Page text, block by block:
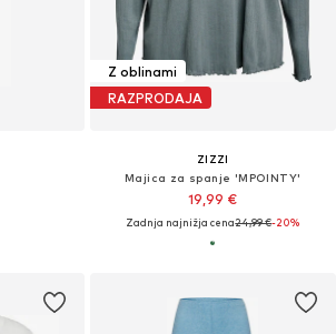
Z oblinami
RAZPRODAJA
ZIZZI
Majica za spanje 'MPOINTY'
19,99 €
Zadnja najnižja cena24,99 €-20%